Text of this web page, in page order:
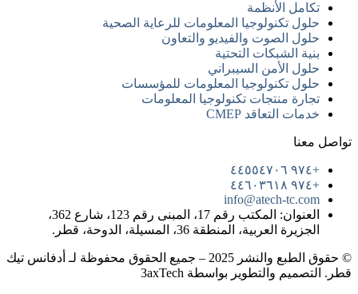
تكامل الأنظمة
حلول تكنولوجيا المعلومات للرعاية الصحية
حلول الصوت والفيديو والتعاون
بنية الشبكات التحتية
حلول الأمن السيبراني
حلول تكنولوجيا المعلومات للمؤسسات
تجارة منتجات تكنولوجيا المعلومات
خدمات التعاقد CMEP
تواصل معنا
+٩٧٤ ٤٤٥٥٤٧٠٦
+٩٧٤ ٤٤٦٠٣٦١٨
info@atech-tc.com
العنوان: المكتب رقم 17، المبنى رقم 123، شارع 362،
الجزيرة العربية، المنطقة 36، المسيلة، الدوحة، قطر.
© حقوق الطبع والنشر 2025 – جميع الحقوق محفوظة لـ أدفانس تيك
قطر. التصميم والتطوير بواسطة 3axTech